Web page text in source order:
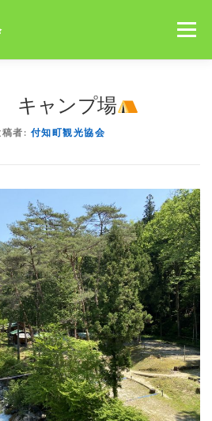
メニュー
キャンプ場
者: 付知町観光協会